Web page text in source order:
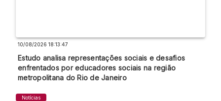
10/08/2026 18:13:47
Estudo analisa representações sociais e desafios
enfrentados por educadores sociais na região
metropolitana do Rio de Janeiro
Notícias